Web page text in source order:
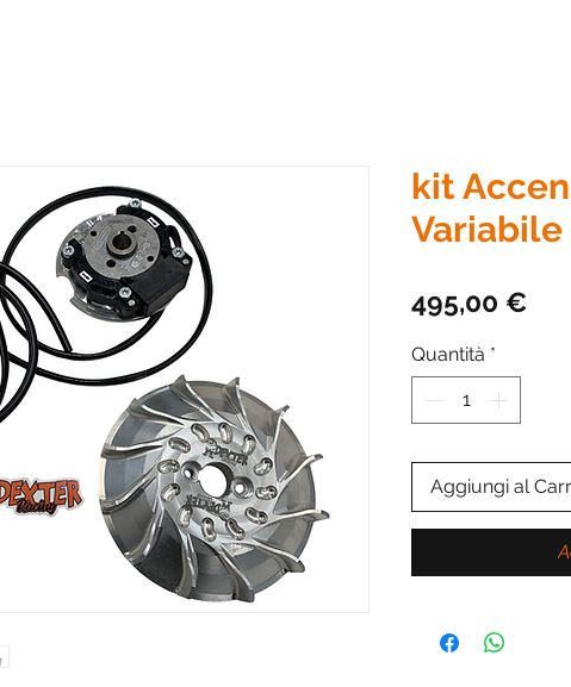
kit
495,00 €
Quantità *
Aggiungi al